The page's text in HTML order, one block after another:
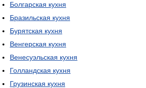
Болгарская кухня
Бразильская кухня
Бурятская кухня
Венгерская кухня
Венесуэльская кухня
Голландская кухня
Грузинская кухня